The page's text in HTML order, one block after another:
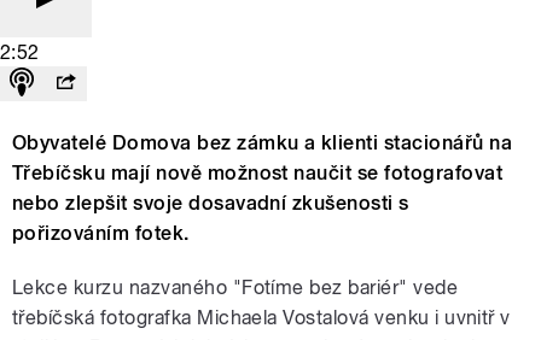
2:52
Obyvatelé Domova bez zámku a klienti stacionářů na
Třebíčsku mají nově možnost naučit se fotografovat
nebo zlepšit svoje dosavadní zkušenosti s
pořizováním fotek.
Lekce kurzu nazvaného "Fotíme bez bariér" vede
třebíčská fotografka Michaela Vostalová venku i uvnitř v